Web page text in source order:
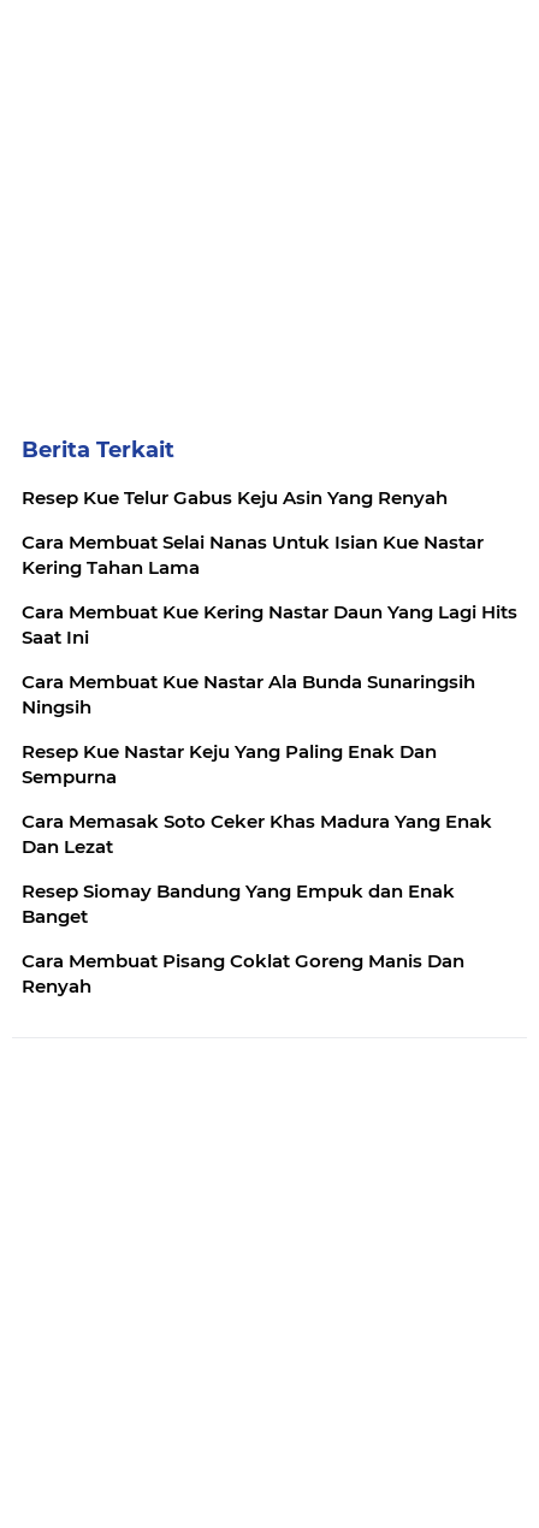
Berita Terkait
Resep Kue Telur Gabus Keju Asin Yang Renyah
Cara Membuat Selai Nanas Untuk Isian Kue Nastar
Kering Tahan Lama
Cara Membuat Kue Kering Nastar Daun Yang Lagi Hits
Saat Ini
Cara Membuat Kue Nastar Ala Bunda Sunaringsih
Ningsih
Resep Kue Nastar Keju Yang Paling Enak Dan
Sempurna
Cara Memasak Soto Ceker Khas Madura Yang Enak
Dan Lezat
Resep Siomay Bandung Yang Empuk dan Enak
Banget
Cara Membuat Pisang Coklat Goreng Manis Dan
Renyah